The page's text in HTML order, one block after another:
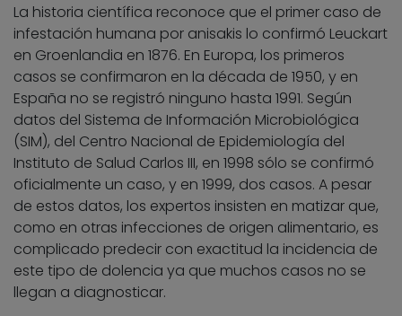
La historia científica reconoce que el primer caso de
infestación humana por anisakis lo confirmó Leuckart
en Groenlandia en 1876. En Europa, los primeros
casos se confirmaron en la década de 1950, y en
España no se registró ninguno hasta 1991. Según
datos del Sistema de Información Microbiológica
(SIM), del Centro Nacional de Epidemiología del
Instituto de Salud Carlos III, en 1998 sólo se confirmó
oficialmente un caso, y en 1999, dos casos. A pesar
de estos datos, los expertos insisten en matizar que,
como en otras infecciones de origen alimentario, es
complicado predecir con exactitud la incidencia de
este tipo de dolencia ya que muchos casos no se
llegan a diagnosticar.